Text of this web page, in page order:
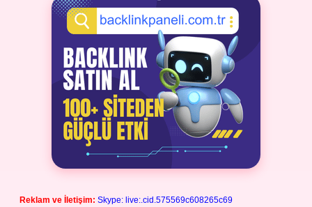
Reklam ve İletişim: Skype: live:.cid.575569c608265c69